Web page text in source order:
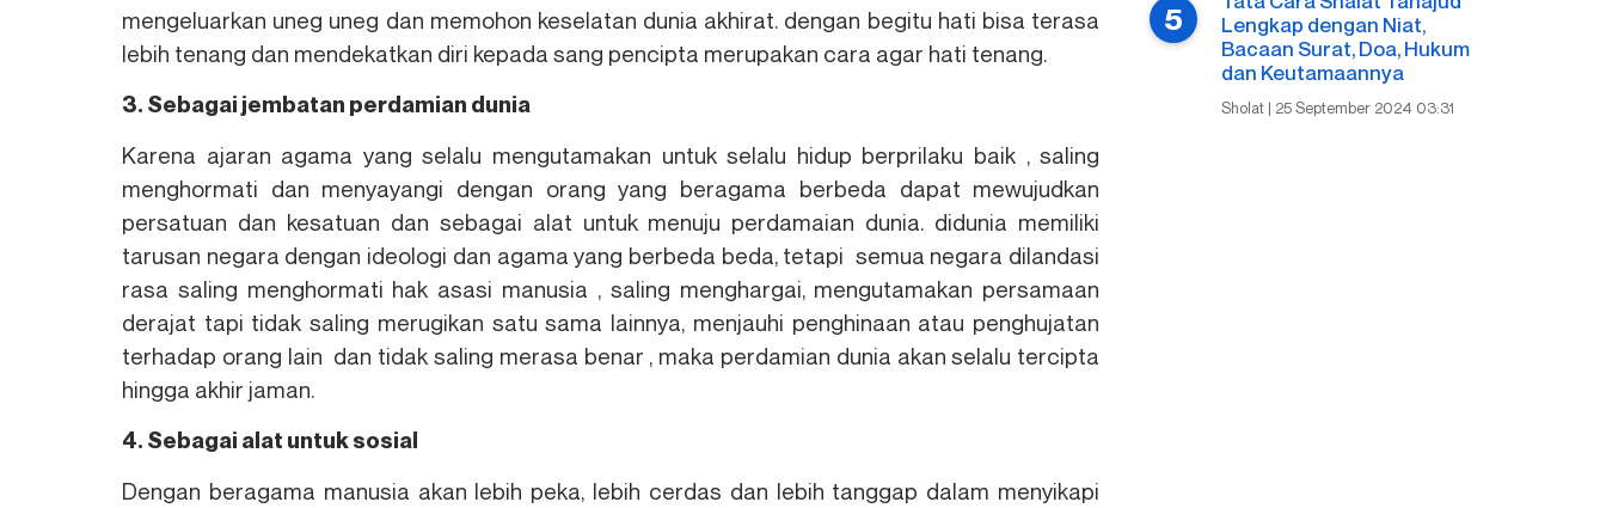
mengeluarkan uneg uneg dan memohon keselatan dunia akhirat. dengan begitu hati bisa terasa
lebih tenang dan mendekatkan diri kepada sang pencipta merupakan cara agar hati tenang.
3. Sebagai jembatan perdamian dunia
Karena ajaran agama yang selalu mengutamakan untuk selalu hidup berprilaku baik , saling
menghormati dan menyayangi dengan orang yang beragama berbeda dapat mewujudkan
persatuan dan kesatuan dan sebagai alat untuk menuju perdamaian dunia. didunia memiliki
tarusan negara dengan ideologi dan agama yang berbeda beda, tetapi semua negara dilandasi
rasa saling menghormati hak asasi manusia , saling menghargai, mengutamakan persamaan
derajat tapi tidak saling merugikan satu sama lainnya, menjauhi penghinaan atau penghujatan
terhadap orang lain dan tidak saling merasa benar , maka perdamian dunia akan selalu tercipta
hingga akhir jaman.
4. Sebagai alat untuk sosial
Dengan beragama manusia akan lebih peka, lebih cerdas dan lebih tanggap dalam menyikapi
Lengkap dengan Niat,
Bacaan Surat, Doa, Hukum
dan Keutamaannya
Sholat | 25 September 2024 03:31